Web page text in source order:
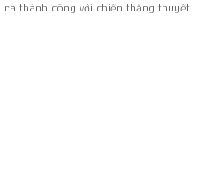
thành công với chiến thắng thuyết…